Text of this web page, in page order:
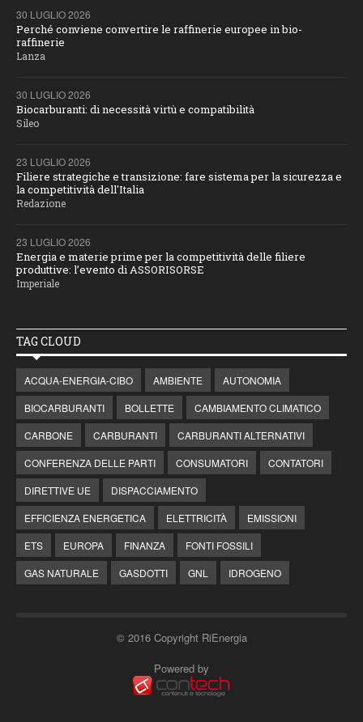
30 LUGLIO 2026
Perché conviene convertire le raffinerie europee in bio-
raffinerie
Lanza
30 LUGLIO 2026
Biocarburanti: di necessità virtù e compatibilità
Sileo
23 LUGLIO 2026
Filiere strategiche e transizione: fare sistema per la sicurezza e
la competitività dell'Italia
Redazione
23 LUGLIO 2026
Energia e materie prime per la competitività delle filiere
produttive: l’evento di ASSORISORSE
Imperiale
TAG CLOUD
ACQUA-ENERGIA-CIBO AMBIENTE
AUTONOMIA
BIOCARBURANTI
BOLLETTE
CAMBIAMENTO CLIMATICO
CARBONE
CARBURANTI
CARBURANTI ALTERNATIVI
CONFERENZA DELLE PARTI
CONSUMATORI
CONTATORI
DIRETTIVE UE
DISPACCIAMENTO
EFFICIENZA ENERGETICA
ELETTRICITÀ
EMISSIONI
ETS
EUROPA FINANZA
FONTI FOSSILI
GAS NATURALE
GASDOTTI GNL IDROGENO
© 2016 Copyright RiEnergia
Powered by